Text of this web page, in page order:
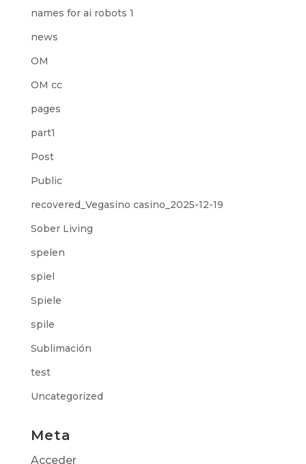
names for ai robots 1
news
OM
OM cc
pages
part1
Post
Public
recovered_Vegasino casino_2025-12-19
Sober Living
spelen
spiel
Spiele
spile
Sublimación
test
Uncategorized
Meta
Acceder